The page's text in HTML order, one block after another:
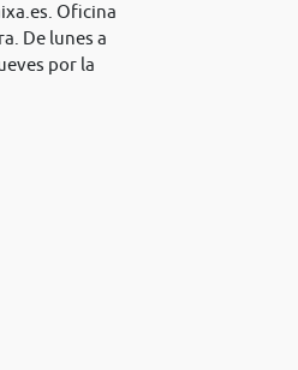
. Oficina
De lunes a
por la